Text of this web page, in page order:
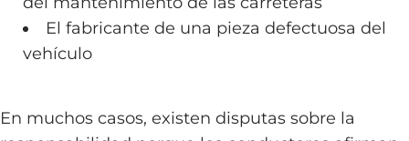
El fabricante de una pieza defectuosa del
vehículo
En muchos casos, existen disputas sobre la